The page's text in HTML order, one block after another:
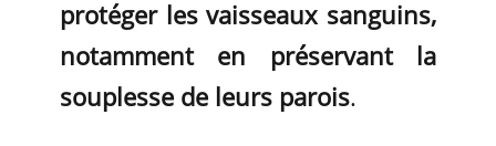
protéger les vaisseaux sanguins,
notamment en préservant la
souplesse de leurs parois.